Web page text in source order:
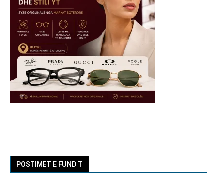
POSTIMET E FUNDIT